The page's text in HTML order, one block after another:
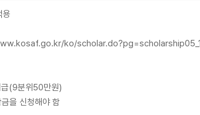
용
ko/
(9분위50만원)
을 신청해야 함